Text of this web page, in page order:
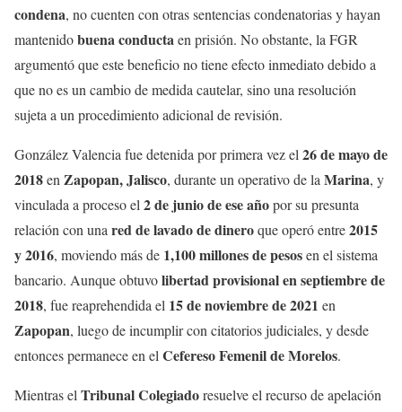
condena, no cuenten con otras sentencias condenatorias y hayan
mantenidobuena conductaen prisión. No obstante, la FGR
argumentó que este beneficio no tiene efecto inmediato debido a
que no es un cambio de medida cautelar, sino una resolución
sujeta a un procedimiento adicional de revisión.
González Valencia fue detenida por primera vez el 26 de mayo de
2018en Zapopan, Jalisco, durante un operativo de la Marina, y
vinculada a proceso el 2 de junio de ese añopor su presunta
relación con una red de lavado de dineroque operó entre2015
y 2016, moviendo más de 1,100 millones de pesosen el sistema
bancario. Aunque obtuvolibertad provisional en septiembre de
2018, fue reaprehendida el 15 de noviembre de 2021 en
Zapopan, luego de incumplir con citatorios judiciales, y desde
entonces permanece en el Cefereso Femenil de Morelos.
Mientras el Tribunal Colegiadoresuelve el recurso de apelación